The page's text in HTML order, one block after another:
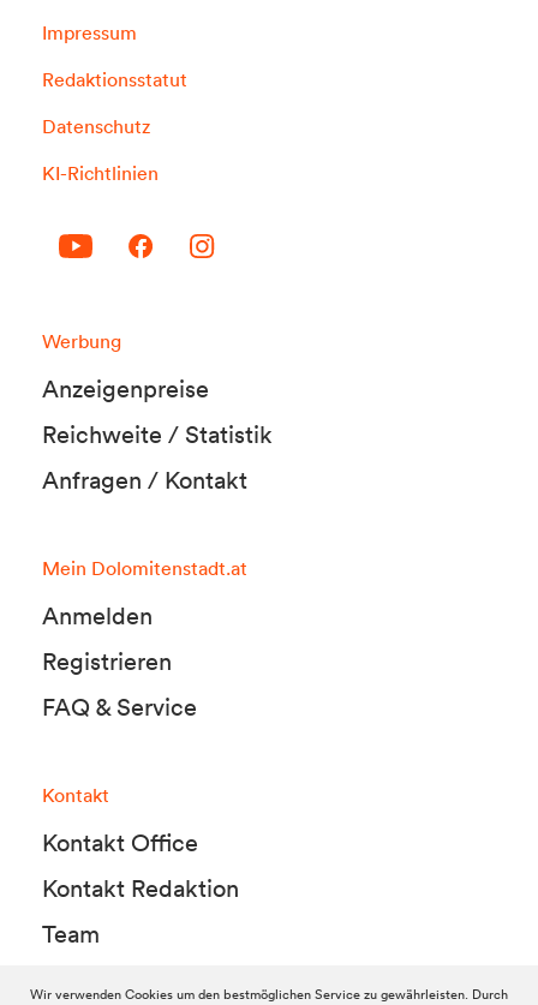
Impressum
Redaktionsstatut
Datenschutz
KI-Richtlinien
Werbung
Anzeigenpreise
Reichweite / Statistik
Anfragen / Kontakt
Mein Dolomitenstadt.at
Anmelden
Registrieren
FAQ & Service
Kontakt
Kontakt Office
Kontakt Redaktion
Team
Wir verwenden Cookies um den bestmöglichen Service zu gewährleisten. Durch